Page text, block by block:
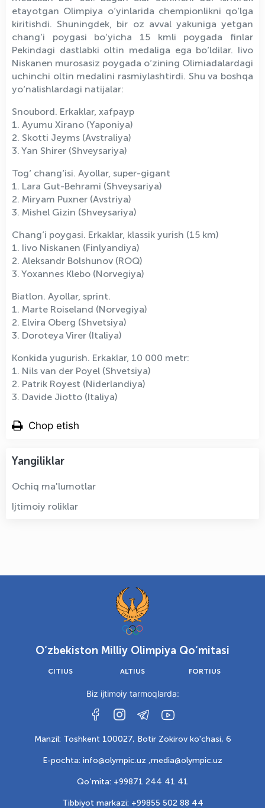
etayotgan Olimpiya o‘yinlarida chempionlikni qo‘lga
kiritishdi. Shuningdek, bir oz avval yakuniga yetgan
chang‘i poygasi bo‘yicha 15 kmli poygada finlar
Pekindagi dastlabki oltin medaliga ega bo‘ldilar. Iivo
Niskanen murosasiz poygada o‘zining Olimiadalardagi
uchinchi oltin medalini rasmiylashtirdi. Shu va boshqa
yo‘nalishlardagi natijalar:
Snoubord. Erkaklar, xafpayp
1. Ayumu Xirano (Yaponiya)
2. Skotti Jeyms (Avstraliya)
3. Yan Shirer (Shveysariya)
Tog‘ chang‘isi. Ayollar, super-gigant
1. Lara Gut-Behrami (Shveysariya)
2. Miryam Puxner (Avstriya)
3. Mishel Gizin (Shveysariya)
Chang‘i poygasi. Erkaklar, klassik yurish (15 km)
1. Iivo Niskanen (Finlyandiya)
2. Aleksandr Bolshunov (ROQ)
3. Yoxannes Klebo (Norvegiya)
Biatlon. Ayollar, sprint.
1. Marte Roiseland (Norvegiya)
2. Elvira Oberg (Shvetsiya)
3. Doroteya Virer (Italiya)
Konkida yugurish. Erkaklar, 10 000 metr:
1. Nils van der Poyel (Shvetsiya)
2. Patrik Royest (Niderlandiya)
3. Davide Jiotto (Italiya)
Chop etish
Yangiliklar
Ochiq ma'lumotlar
Ijtimoiy roliklar
O‘zbekiston Milliy Olimpiya Qo‘mitasi
CITIUS ALTIUS FORTIUS
Biz ijtimoiy tarmoqlarda:
Manzil: Toshkent 100027, Botir Zokirov ko'chasi, 6
E-pochta: info@olympic.uz ,media@olympic.uz
Qo‘mita: +99871 244 41 41
Tibbiyot markazi: +99855 502 88 44